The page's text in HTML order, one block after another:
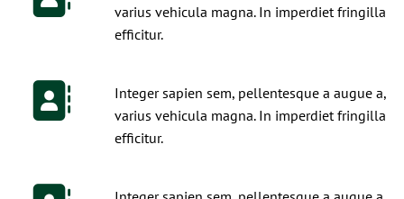
varius vehicula magna. In imperdiet fringilla
efficitur.
Integer sapien sem, pellentesque a augue a,
varius vehicula magna. In imperdiet fringilla
efficitur.